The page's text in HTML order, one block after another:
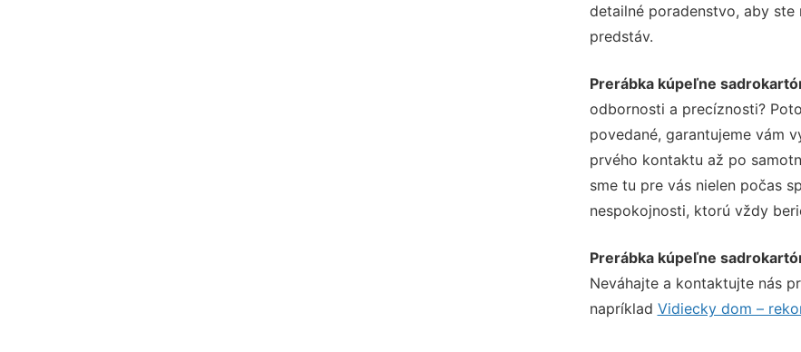
detailné poradenstvo, aby
predstáv.
Prerábka kúpeľne
odbornosti a precíznosti?
povedané, garantujeme vám
prvého kontaktu až po
sme tu pre vás nielen počas
nespokojnosti, ktorú vždy
Prerábka kúpeľne
Neváhajte a kontaktujte nás
napríklad Vidiecky dom –